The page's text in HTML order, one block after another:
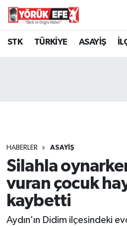
STK TÜRKİYE ASAYİŞ
HABERLER ASAYİŞ
Silahla
vuran çocuk
kaybetti
Aydın'ın Didim ilçesindeki
Aydın Nöbetçi Eczaneler
Tüm Manşetler
Son Dakika Haberleri
Haber Arşivi